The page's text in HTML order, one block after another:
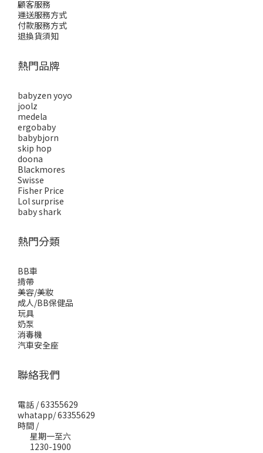
顧客服務
運送服務方式
付款服務方式
退換貨須知
熱門品牌
babyzen yoyo
joolz
medela
ergobaby
babybjorn
skip hop
doona
Blackmores
Swisse
Fisher Price
Lol surprise
baby shark
熱門分類
BB車
揹帶
美容/美妝
成人/BB保健品
玩具
奶泵
消毒機
汽車安全座
聯絡我們
電話 / 63355629
whatapp/ 63355629
時間 /
星期一至六
1230-1900